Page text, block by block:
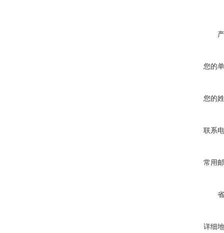
您的
您的
联系
常用
详细